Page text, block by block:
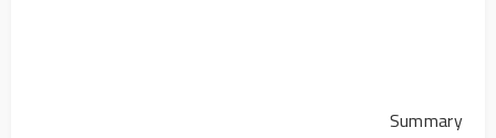
Summary